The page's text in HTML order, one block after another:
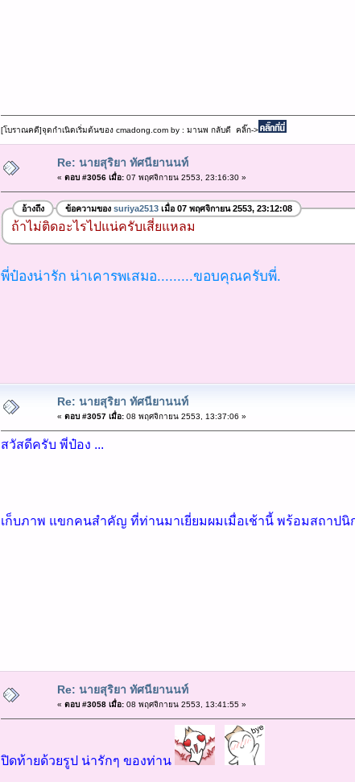
[โบราณคดี]จุดกำเนิดเริ่มต้นของ cmadong.com by : มานพ กลับดี คลิ๊ก->
Re: นายสุริยา ทัศนียานนท์
« ตอบ #3056 เมื่อ:07 พฤศจิกายน 2553, 23:16:30 »
อ้างถึง ข้อความของ suriya2513เมื่อ 07 พฤศจิกายน 2553, 23:12:08
ถ้าไม่ติดอะไรไปแน่ครับเสี่ยแหลม
พี่ป๋องน่ารัก น่าเคารพเสมอ.........ขอบคุณครับพี่.
Re: นายสุริยา ทัศนียานนท์
« ตอบ #3057 เมื่อ:08 พฤศจิกายน 2553, 13:37:06 »
สวัสดีครับ พี่ป๋อง ...
เก็บภาพ แขกคนสำคัญ ที่ท่านมาเยี่ยมผมเมื่อเช้านี้ พร้อมสถาป
Re: นายสุริยา ทัศนียานนท์
« ตอบ #3058 เมื่อ:08 พฤศจิกายน 2553, 13:41:55 »
ปิดท้ายด้วยรูป น่ารักๆ ของท่าน